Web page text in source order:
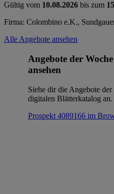
Gültig vom 10.08.2026 bis zum
Firma: Colombino e.K.,
Alle Angebote ansehen
Angebote der
ansehen
Siehe dir die Angebote
digitalen Blätterkatalog an.
Prospekt 4089166 im